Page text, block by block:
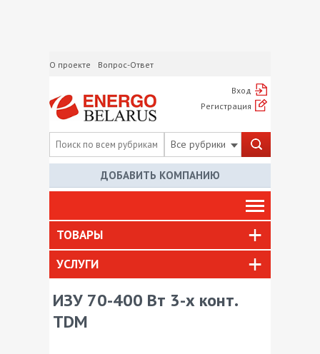
О проекте Вопрос-Ответ
Вход
Регистрация
Все рубрики
ДОБАВИТЬ КОМПАНИЮ
ТОВАРЫ
УСЛУГИ
ИЗУ 70-400 Вт 3-х конт.
TDM